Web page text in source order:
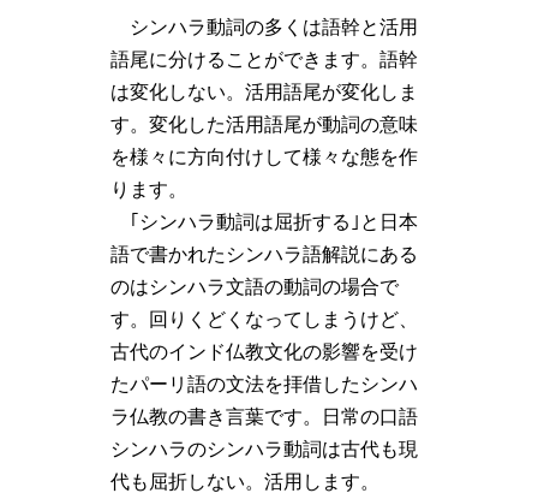
シンハラ動詞の多くは語幹と活用
語尾に分けることができます。語幹
は変化しない。活用語尾が変化しま
す。変化した活用語尾が動詞の意味
を様々に方向付けして様々な態を作
ります。
｢シンハラ動詞は屈折する｣と日本
語で書かれたシンハラ語解説にある
のはシンハラ文語の動詞の場合で
す。回りくどくなってしまうけど、
古代のインド仏教文化の影響を受け
たパーリ語の文法を拝借したシンハ
ラ仏教の書き言葉です。日常の口語
シンハラのシンハラ動詞は古代も現
代も屈折しない。活用します。